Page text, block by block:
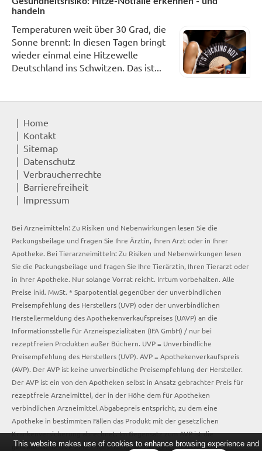
handeln
Temperaturen weit über 30 Grad, die
Sonne brennt: In diesen Tagen bringt
wieder einmal eine Hitzewelle
Deutschland ins Schwitzen. Das ist...
Home
Kontakt
Sitemap
Datenschutz
Verbraucherrechte
Barrierefreiheit
Impressum
Bei Arzneimitteln: Zu Risiken und Nebenwirkungen lesen Sie die
Packungsbeilage und fragen Sie Ihre Ärztin, Ihren Arzt oder in Ihrer
Apotheke. Bei Tierarzneimitteln: Zu Risiken und Nebenwirkungen lesen
Sie die Packungsbeilage und fragen Sie Ihre Tierärztin, Ihren Tierarzt oder
in Ihrer Apotheke. Nur solange Vorrat reicht. Irrtum vorbehalten. Alle
Preise inkl. MwSt. * Sparpotential gegenüber der unverbindlichen
Preisempfehlung des Herstellers (UVP) oder der unverbindlichen
Herstellermeldung des Apothekenverkaufspreises (UAVP) an die
Informationsstelle für Arzneispezialitäten (IFA GmbH) / nur bei
rezeptfreien Produkten außer Büchern. UVP = Unverbindliche
Preisempfehlung des Herstellers (UVP). AVP = Apothekenverkaufspreis
(AVP). Der AVP ist keine unverbindliche Preisempfehlung der Hersteller.
Der AVP ist ein von den Apotheken selbst in Ansatz gebrachter Preis für
rezeptfreie Arzneimittel, der in der Höhe dem für Apotheken
verbindlichen Arzneimittel Abgabepreis entspricht, zu dem eine
Apotheke in bestimmten Fällen das Produkt mit der gesetzlichen
Krankenversicherung abrechnet. Im Gegensatz zum AVP ist die
gebräuchliche UVP eine Empfehlung der Hersteller.
This website makes use of cookies to enhance browsing experience and